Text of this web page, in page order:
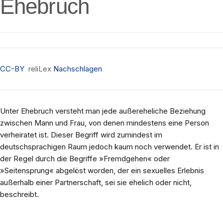
Ehebruch
CC-BY reliLex Nachschlagen
Unter Ehebruch versteht man jede außereheliche Beziehung
zwischen Mann und Frau, von denen mindestens eine Person
verheiratet ist. Dieser Begriff wird zumindest im
deutschsprachigen Raum jedoch kaum noch verwendet. Er ist in
der Regel durch die Begriffe »Fremdgehen« oder
»Seitensprung« abgelöst worden, der ein sexuelles Erlebnis
außerhalb einer Partnerschaft, sei sie ehelich oder nicht,
beschreibt.